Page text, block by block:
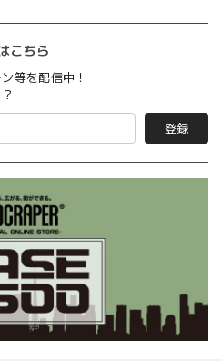
こちら
等を配信中！
登録